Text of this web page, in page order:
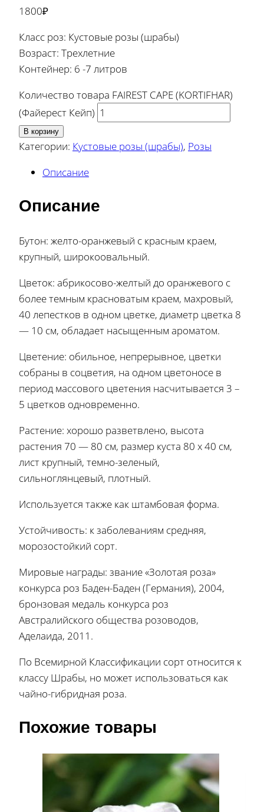
1800₽
Класс роз: Кустовые розы (шрабы)
Возраст: Трехлетние
Контейнер: 6 -7 литров
Количество товара FAIREST CAPE (KORTIFHAR)
(Файерест Кейп)
В корзину
Категории: Кустовые розы (шрабы), Розы
Описание
Описание
Бутон: желто-оранжевый с красным краем,
крупный, широкоовальный.
Цветок: абрикосово-желтый до оранжевого с
более темным красноватым краем, махровый,
40 лепестков в одном цветке, диаметр цветка 8
— 10 см, обладает насыщенным ароматом.
Цветение: обильное, непрерывное, цветки
собраны в соцветия, на одном цветоносе в
период массового цветения насчитывается 3 –
5 цветков одновременно.
Растение: хорошо разветвлено, высота
растения 70 — 80 см, размер куста 80 х 40 см,
лист крупный, темно-зеленый,
сильноглянцевый, плотный.
Используется также как штамбовая форма.
Устойчивость: к заболеваниям средняя,
морозостойкий сорт.
Мировые награды: звание «Золотая роза»
конкурса роз Баден-Баден (Германия), 2004,
бронзовая медаль конкурса роз
Австралийского общества розоводов,
Аделаида, 2011.
По Всемирной Классификации сорт относится к
классу Шрабы, но может использоваться как
чайно-гибридная роза.
Похожие товары